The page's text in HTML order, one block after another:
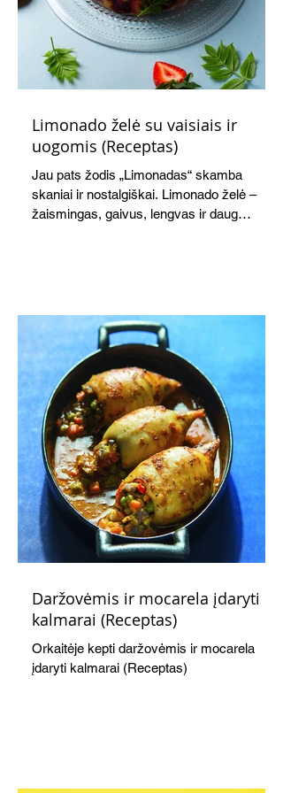
Limonado želė su vaisiais ir
uogomis (Receptas)
Jau pats žodis „Limonadas“ skamba
skaniai ir nostalgiškai. Limonado želė –
žaismingas, gaivus, lengvas ir daug
Daržovėmis ir mocarela įdaryti
kalmarai (Receptas)
Orkaitėje kepti daržovėmis ir mocarela
įdaryti kalmarai (Receptas)